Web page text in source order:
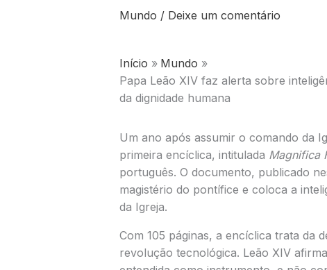
Mundo / Deixe um comentário
Início
Mundo
Papa Leão XIV faz alerta sobre
da dignidade humana
Um ano após assumir o comando da
primeira encíclica, intitulada Magnifica
português. O documento, publicado
magistério do pontífice e coloca a
da Igreja.
Com 105 páginas, a encíclica trata da
revolução tecnológica. Leão XIV